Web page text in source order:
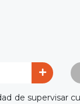
de supervisar